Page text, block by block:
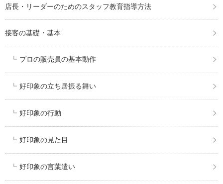
店長・リーダーのためのスタッフ教育指導方法
接客の基礎・基本
プロの販売員の基本動作
好印象の立ち居振る舞い
好印象の行動
好印象の見た目
好印象の言葉遣い